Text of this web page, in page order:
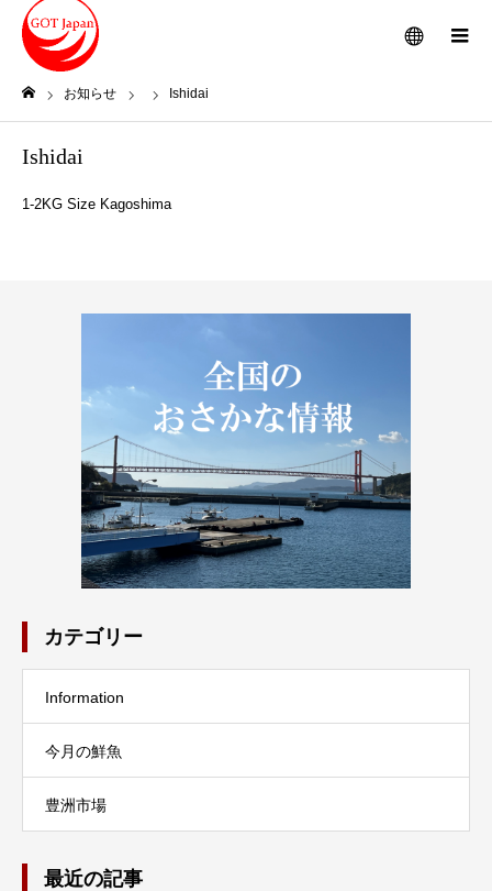
メニュー
お知らせ Ishidai
Ishidai
1-2KG Size Kagoshima
カテゴリー
Information
今月の鮮魚
豊洲市場
最近の記事